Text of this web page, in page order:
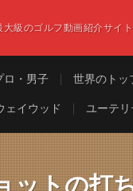
大級のゴルフ動画紹介サイト
ロ・男子 世界のトッ
ェイウッド ユーテリ
ットの打